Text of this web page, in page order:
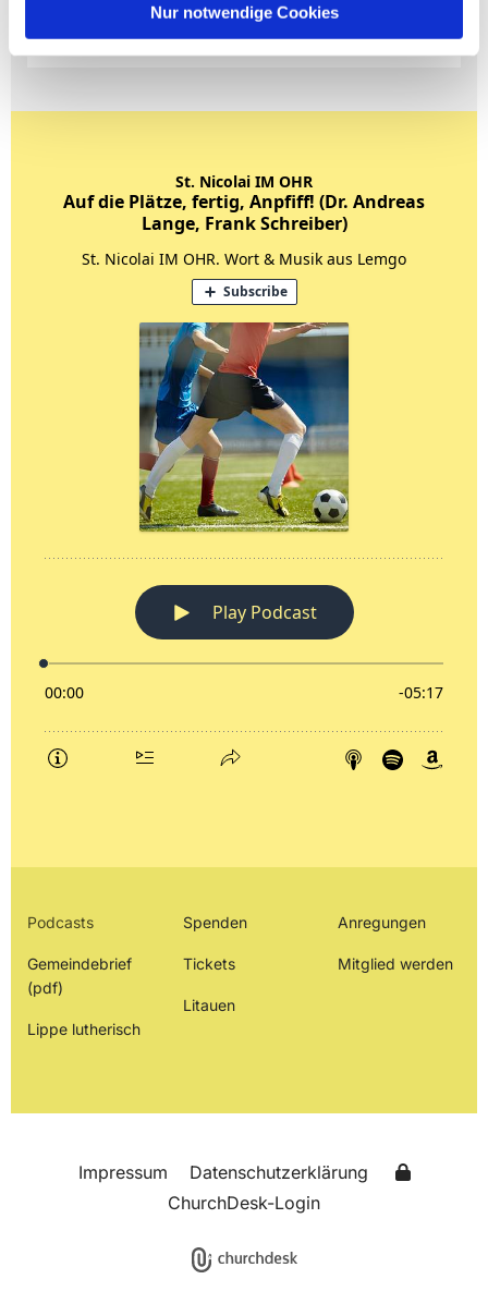
Nur notwendige Cookies
Podcasts
Gemeindebrief
(pdf)
Lippe lutherisch
Spenden
Tickets
Litauen
Anregungen
Mitglied werden
Impressum
Datenschutzerklärung
ChurchDesk-Login